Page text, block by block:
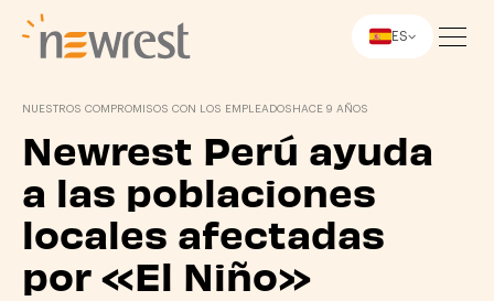
ES
NUESTROS COMPROMISOS CON LOS EMPLEADOS HACE 9 AÑOS
Newrest Perú ayuda
a las poblaciones
locales afectadas
por «El Niño»